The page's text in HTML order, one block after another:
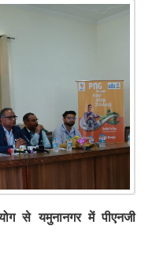
से यमुनानगर में पीएनजी